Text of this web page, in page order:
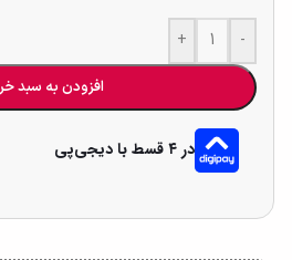
-
+
افزودن به سبد
در ۴ قسط با دیجی‌پی